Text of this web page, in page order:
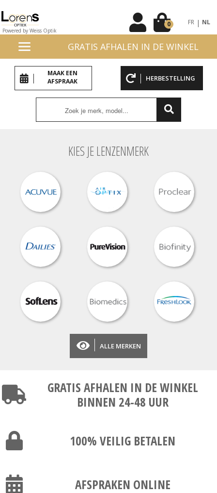
Powered by Weiss Optik
0 FR | NL
GRATIS AFHALEN IN DE WINKEL
MAAK EEN
AFSPRAAK
HERBESTELLING
KIES JE LENZENMERK
ALLE MERKEN
GRATIS AFHALEN IN DE WINKEL
BINNEN 24-48 UUR
100% VEILIG BETALEN
AFSPRAKEN ONLINE